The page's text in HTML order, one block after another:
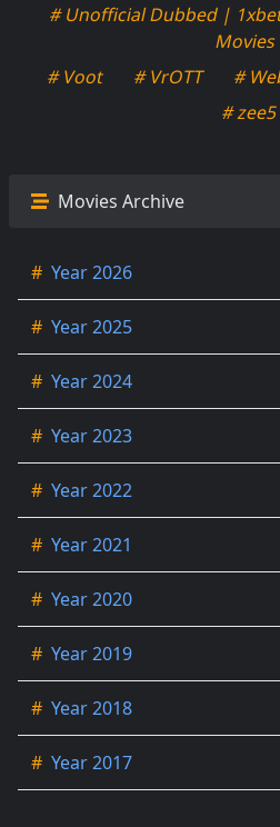
# Unofficial Dubbed |
Movies
# Voot
# VrOTT
#
# zee5
Movies Archive
# Year 2026
# Year 2025
# Year 2024
# Year 2023
# Year 2022
# Year 2021
# Year 2020
# Year 2019
# Year 2018
# Year 2017